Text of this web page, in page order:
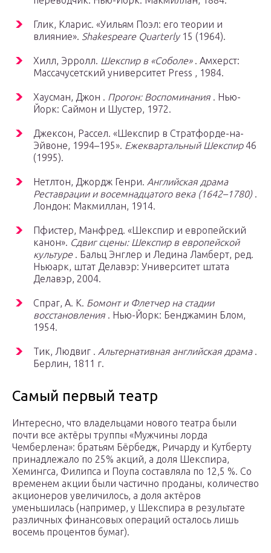
Глик, Кларис. «Уильям Поэл: его теории и
влияние». Shakespeare Quarterly15 (1964).
Хилл, Эрролл. Шекспир в «Соболе». Амхерст:
Массачусетский университет Press , 1984.
Хаусман, Джон . Прогон: Воспоминания . Нью-
Йорк: Саймон и Шустер, 1972.
Джексон, Рассел. «Шекспир в Стратфорде-на-
Эйвоне, 1994–195». Ежеквартальный Шекспир46
(1995).
Нетлтон, Джордж Генри. Английская драма
Реставрации и восемнадцатого века (1642–1780).
Лондон: Макмиллан, 1914.
Пфистер, Манфред. «Шекспир и европейский
канон». Сдвиг сцены: Шекспир в европейской
культуре. Бальц Энглер и Ледина Ламберт, ред.
Ньюарк, штат Делавэр: Университет штата
Делавэр, 2004.
Спраг, А. К. Бомонт и Флетчер на стадии
восстановления . Нью-Йорк: Бенджамин Блом,
1954.
Тик, Людвиг . Альтернативная английская драма.
Берлин, 1811 г.
Самый первый театр
Интересно, что владельцами нового театра были
почти все актёры труппы «Мужчины лорда
Чемберлена»: братьям Бёрбедж, Ричарду и Кутберту
принадлежало по 25% акций, а доля Шекспира,
Хемингса, Филипса и Поупа составляла по 12,5 %. Со
временем акции были частично проданы, количество
акционеров увеличилось, а доля актёров
уменьшилась (например, у Шекспира в результате
различных финансовых операций осталось лишь
восемь процентов бумаг).